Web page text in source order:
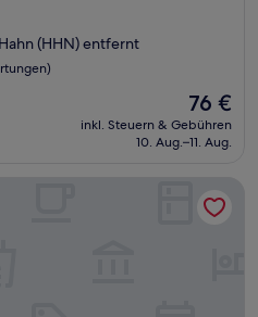
(HHN) entfernt
Der
Preis
beträgt
76 €
inkl. Steuern & Gebühren
10. Aug.–11. Aug.